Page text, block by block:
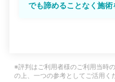
でも諦めることなく施術
※評判はご利用者様のご利用当時
の上、一つの参考としてご活用く